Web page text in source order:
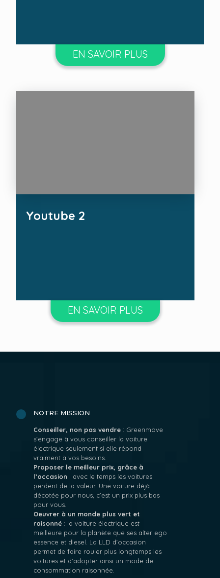
EN SAVOIR PLUS
Youtube 2
EN SAVOIR PLUS
NOTRE MISSION
Conseiller, non pas vendre : Greenmove
s’engage à vous conseiller la voiture
électrique seulement si elle répond
vraiment à vos besoins.
Proposer le meilleur prix, grâce à
l’occasion : avec le temps les voitures
perdent de la valeur. Une voiture déjà
décotée pour nous, c’est un prix plus bas
pour vous.
Oeuvrer à un monde plus vert et
raisonné : la voiture électrique est
meilleure pour la planète que ses alter ego
essence et diesel. La LLD d’occasion
permet de faire rouler plus longtemps les
voitures et d’adopter ainsi un mode de
consommation raisonnée.